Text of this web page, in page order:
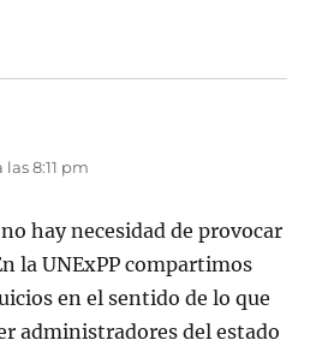
8:11 pm
hay necesidad de provocar
la UNExPP compartimos
en el sentido de lo que
administradores del estado